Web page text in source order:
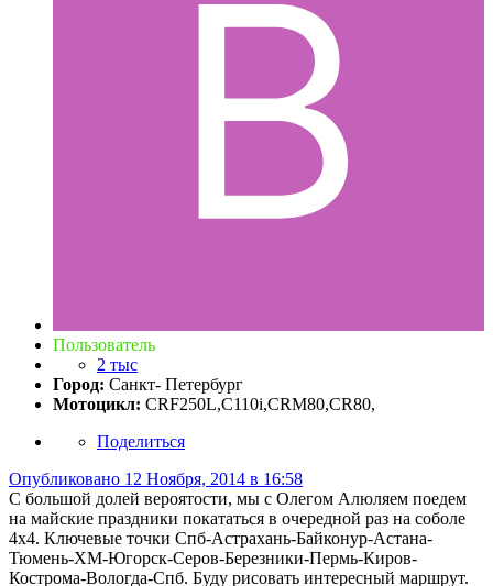
Пользователь
2 тыс
Город: Санкт- Петербург
Мотоцикл: CRF250L,С110i,CRM80,CR80,
Поделиться
Опубликовано 12 Ноября, 2014 в 16:58
С большой долей вероятости, мы с Олегом Алюляем поедем
на майские праздники покататься в очередной раз на соболе
4х4. Ключевые точки Спб-Астрахань-Байконур-Астана-
Тюмень-ХМ-Югорск-Серов-Березники-Пермь-Киров-
Кострома-Вологда-Спб. Буду рисовать интересный маршрут.